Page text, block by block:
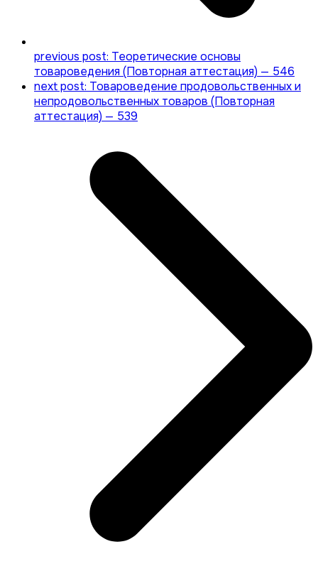
previous post: Теоретические основы
товароведения (Повторная аттестация) — 546
next post: Товароведение продовольственных и
непродовольственных товаров (Повторная
аттестация) — 539